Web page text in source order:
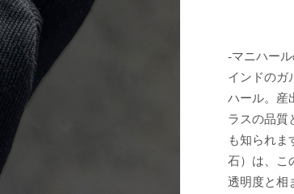
-マニハー
インドのガ
ハール。産
ラスの品質
も知られま
石）は、こ
透明度と相